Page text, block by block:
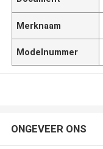
Merknaam
Modelnummer
ONGEVEER ONS